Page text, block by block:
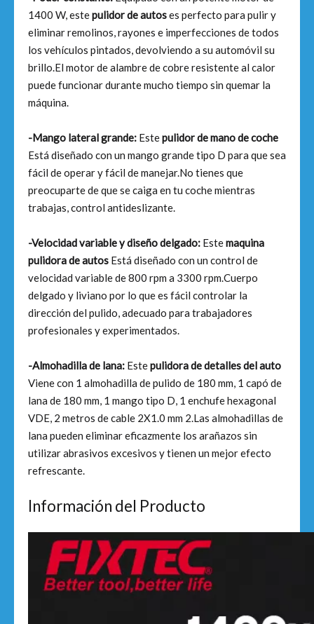
1400 W, estepulidor de autoses perfecto para pulir y
eliminar remolinos, rayones e imperfecciones de todos
los vehículos pintados, devolviendo a su automóvil su
brillo.El motor de alambre de cobre resistente al calor
puede funcionar durante mucho tiempo sin quemar la
máquina.
-Mango lateral grande: Estepulidor de mano de coche
Está diseñado con un mango grande tipo D para que sea
fácil de operar y fácil de manejar.No tienes que
preocuparte de que se caiga en tu coche mientras
trabajas, control antideslizante.
-Velocidad variable y diseño delgado: Estemaquina
pulidora de autos Está diseñado con un control de
velocidad variable de 800 rpm a 3300 rpm.Cuerpo
delgado y liviano por lo que es fácil controlar la
dirección del pulido, adecuado para trabajadores
profesionales y experimentados.
-Almohadilla de lana: Estepulidora de detalles del auto
Viene con 1 almohadilla de pulido de 180 mm, 1 capó de
lana de 180 mm, 1 mango tipo D, 1 enchufe hexagonal
VDE, 2 metros de cable 2X1.0 mm 2.Las almohadillas de
lana pueden eliminar eficazmente los arañazos sin
utilizar abrasivos excesivos y tienen un mejor efecto
refrescante.
Información del Producto